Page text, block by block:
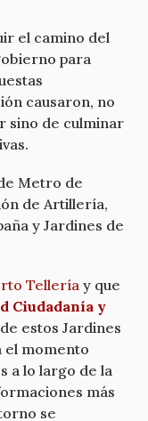
el camino del
para
causaron, no
sino de culminar
Metro de
de Artillería,
y Jardines de
Tellería y que
Ciudadanía y
estos Jardines
el momento
a lo largo de la
más
se